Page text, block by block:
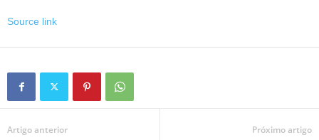
Source link
Artigo anterior Próximo artigo